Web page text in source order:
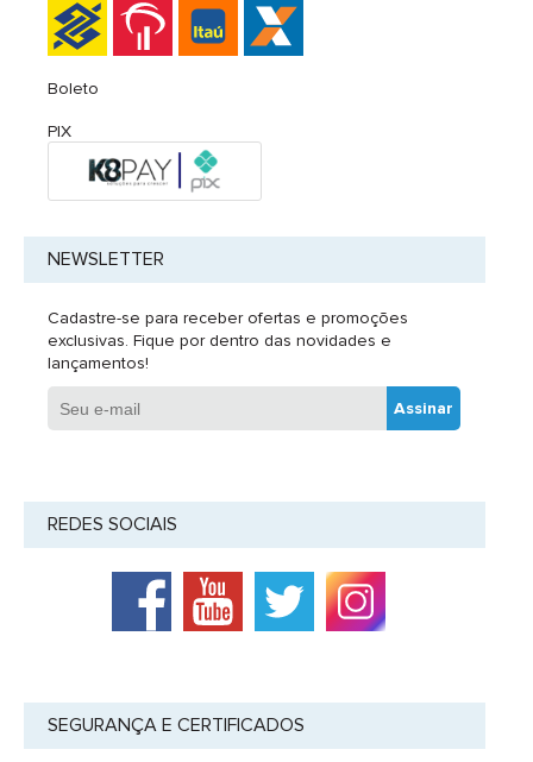
Boleto
PIX
NEWSLETTER
Cadastre-se para receber ofertas e promoções
exclusivas. Fique por dentro das novidades e
lançamentos!
Assinar
REDES SOCIAIS
SEGURANÇA E CERTIFICADOS